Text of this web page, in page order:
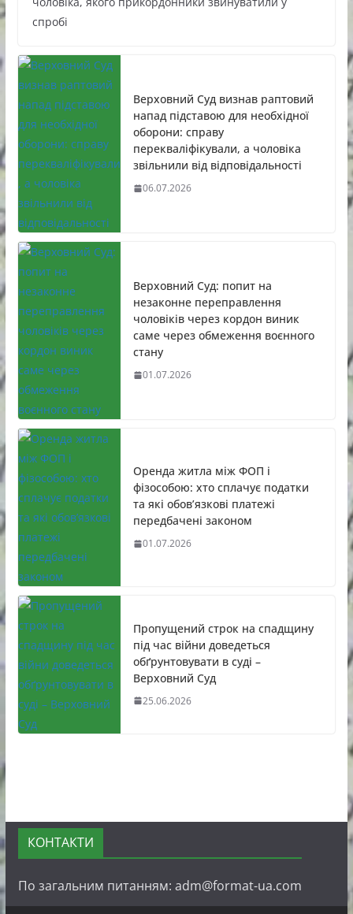
спробі
Верховний Суд визнав раптовий
напад підставою для необхідної
оборони: справу
перекваліфікували, а чоловіка
звільнили від відповідальності
06.07.2026
Верховний Суд: попит на
незаконне переправлення
чоловіків через кордон виник
саме через обмеження воєнного
стану
01.07.2026
Оренда житла між ФОП і
фізособою: хто сплачує податки
та які обов’язкові платежі
передбачені законом
01.07.2026
Пропущений строк на спадщину
під час війни доведеться
обґрунтовувати в суді –
Верховний Суд
25.06.2026
КОНТАКТИ
По загальним питанням: adm@format-ua.com